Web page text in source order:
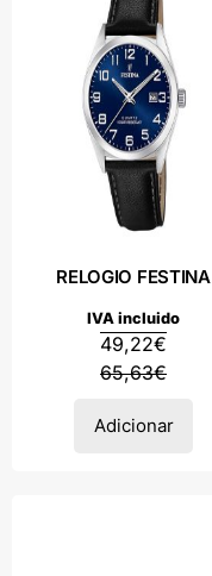
RELOGIO FESTINA
65,63€
49,22€
IVA incluido
Adicionar